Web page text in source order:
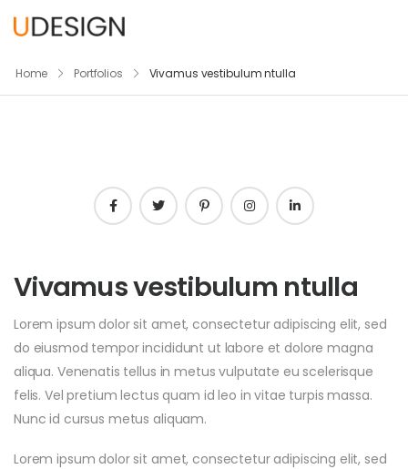
Home Portfolios Vivamus vestibulum ntulla
Vivamus vestibulum ntulla
Lorem ipsum dolor sit amet, consectetur adipiscing elit, sed
do eiusmod tempor incididunt ut labore et dolore magna
aliqua. Venenatis tellus in metus vulputate eu scelerisque
felis. Vel pretium lectus quam id leo in vitae turpis massa.
Nunc id cursus metus aliquam.
Lorem ipsum dolor sit amet, consectetur adipiscing elit, sed